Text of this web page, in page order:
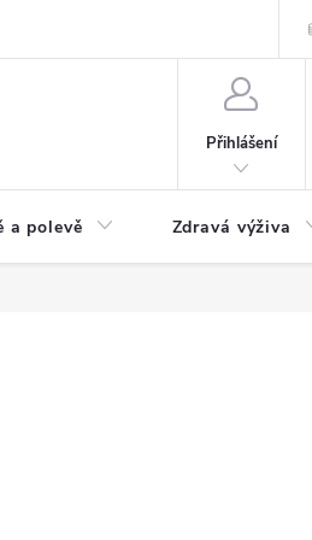
Přihlášení
a polevě Zdravá výživa